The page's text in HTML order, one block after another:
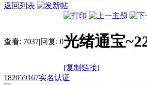
返回列表
查看: 7037|回复: 0光绪通宝
[复制链接]
182059167实名认证